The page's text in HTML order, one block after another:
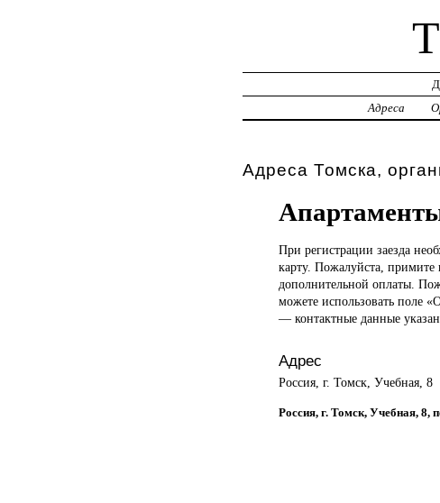
Адреса
Адреса Томска,
При регистрации заезда
карту. Пожалуйста,
дополнительной оплаты.
можете использовать поле
— контактные данные
Адрес
Россия, г. Томск, Учебная, 8
Россия, г. Томск, Учебная, 8,